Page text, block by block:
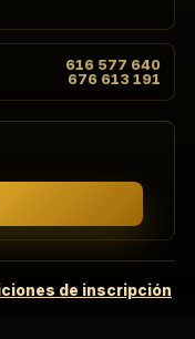
616 577 640
676 613 191
de inscripción